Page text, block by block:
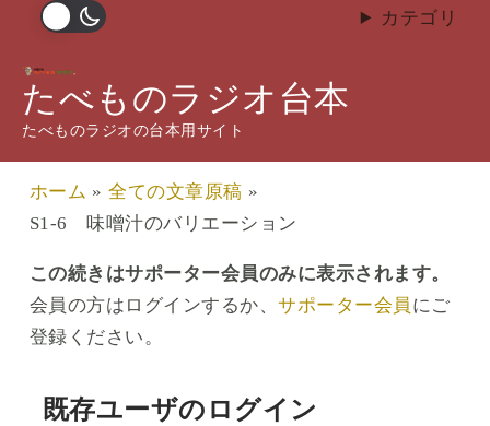
カテゴリ
たべものラジオ台本
たべものラジオの台本用サイト
S1-6 味噌汁のバリエーショ
ン
ホーム
全ての文章原稿
S1-6 味噌汁のバリエーション
この続きはサポーター会員のみに表示されます。
会員の方はログインするか、サポーター会員 にご
登録ください。
既存ユーザのログイン